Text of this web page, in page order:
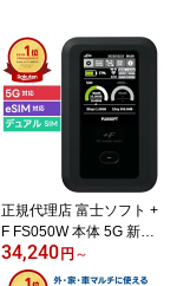
正規代理店 富士ソフト +
F FS050W 本体 5G 新品
SIMフリー モバイルルー
ター Wi-Fi6 eSIM ＋ nan
34,240 円 ～